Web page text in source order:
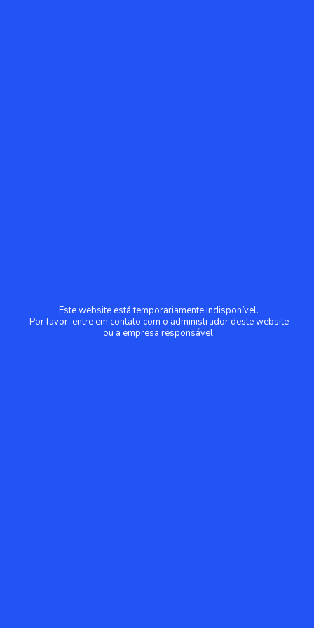
Este website está temporariamente indisponível.
Por favor, entre em contato com o administrador deste website
ou a empresa responsável.